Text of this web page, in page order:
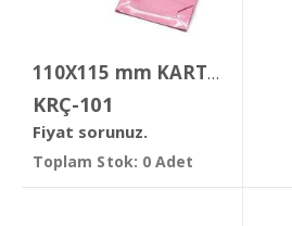
110X115 mm KARTON ÇANTA
KRÇ-101
Fiyat sorunuz.
Toplam Stok: 0 Adet